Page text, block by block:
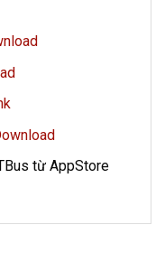
từ AppStore